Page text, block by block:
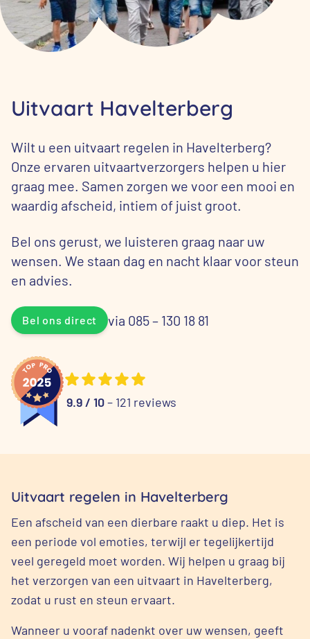
Uitvaart Havelterberg
Wilt u een uitvaart regelen in Havelterberg?
Onze ervaren uitvaartverzorgers helpen u hier
graag mee. Samen zorgen we voor een mooi en
waardig afscheid, intiem of juist groot.
Bel ons gerust, we luisteren graag naar uw
wensen. We staan dag en nacht klaar voor steun
en advies.
Bel ons direct via 085 – 130 18 81
9.9 / 10– 121 reviews
Uitvaart regelen in Havelterberg
Een afscheid van een dierbare raakt u diep. Het is
een periode vol emoties, terwijl er tegelijkertijd
veel geregeld moet worden. Wij helpen u graag bij
het verzorgen van een uitvaart in Havelterberg,
zodat u rust en steun ervaart.
Wanneer u vooraf nadenkt over uw wensen, geeft